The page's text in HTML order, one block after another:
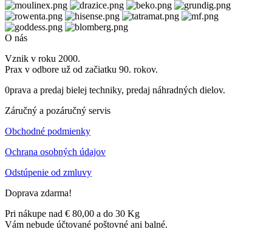
O nás
Vznik v roku 2000.
Prax v odbore už od začiatku 90. rokov.
0prava a predaj bielej techniky, predaj náhradných dielov.
Záručný a pozáručný servis
Obchodné podmienky
Ochrana osobných údajov
Odstúpenie od zmluvy
Doprava zdarma!
Pri nákupe nad € 80,00 a do 30 Kg
Vám nebude účtované poštovné ani balné.